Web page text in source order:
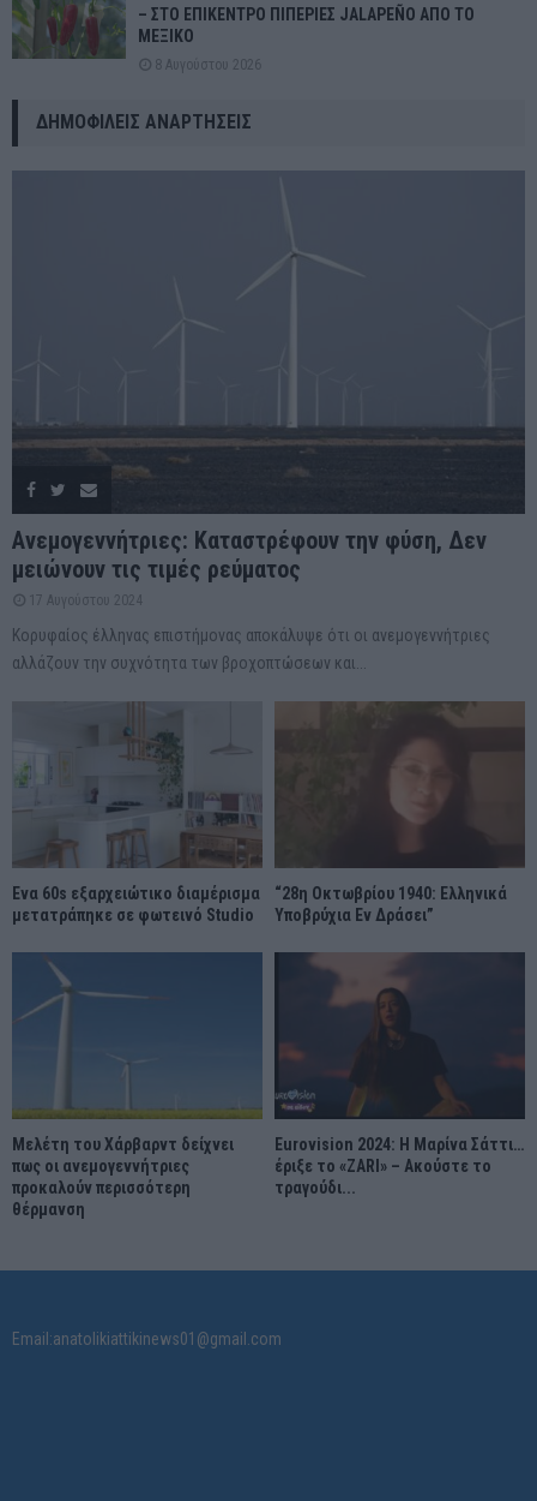
– ΣΤΟ ΕΠΙΚΕΝΤΡΟ ΠΙΠΕΡΙΕΣ JALAPEÑO ΑΠΟ ΤΟ
ΜΕΞΙΚΟ
8 Αυγούστου 2026
ΔΗΜΟΦΙΛΕΊΣ ΑΝΑΡΤΉΣΕΙΣ
Ανεμογεννήτριες: Καταστρέφουν την φύση, Δεν
μειώνουν τις τιμές ρεύματος
17 Αυγούστου 2024
Κορυφαίος έλληνας επιστήμονας αποκάλυψε ότι οι ανεμογεννήτριες
αλλάζουν την συχνότητα των βροχοπτώσεων και...
Ένα 60s εξαρχειώτικο διαμέρισμα
μετατράπηκε σε φωτεινό Studio
“28η Οκτωβρίου 1940: Ελληνικά
Υποβρύχια Εν Δράσει”
Μελέτη του Χάρβαρντ δείχνει
πως οι ανεμογεννήτριες
προκαλούν περισσότερη
θέρμανση
Eurovision 2024: Η Μαρίνα Σάττι…
έριξε το «ZARI» – Ακούστε το
τραγούδι...
Email:anatolikiattikinews01@gmail.com